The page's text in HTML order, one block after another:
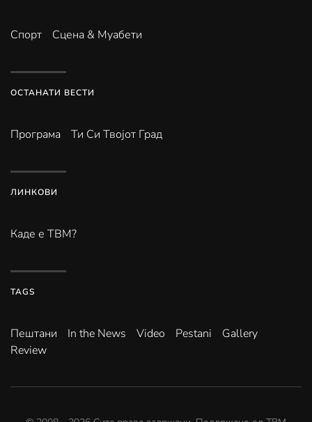
Спорт Сцена & Муабети
ОСТАНАТИ ВЕСТИ
Програма Ти Си Твојот Град
ЛИНКОВИ
Каде е ТВМ?
TAGS
Пештани In the News Video Pestani
Gallery
Review